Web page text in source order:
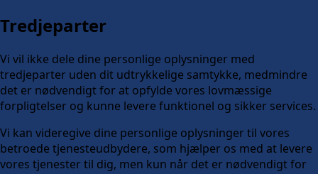
Tredjeparter
Vi vil ikke dele dine personlige oplysninger med
tredjeparter uden dit udtrykkelige samtykke, medmindre
det er nødvendigt for at opfylde vores lovmæssige
forpligtelser og kunne levere funktionel og sikker services.
Vi kan videregive dine personlige oplysninger til vores
betroede tjenesteudbydere, som hjælper os med at levere
vores tjenester til dig, men kun når det er nødvendigt for